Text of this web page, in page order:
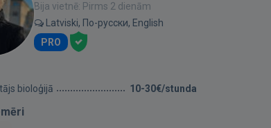
Bija vietnē: Pirms 2 dienām
Latviski, По-русски, English
PRO
bioloģijā 10-30€/stunda